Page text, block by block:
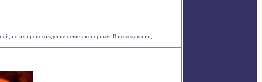
но их происхождение остается спорным. В исследовании, . . .